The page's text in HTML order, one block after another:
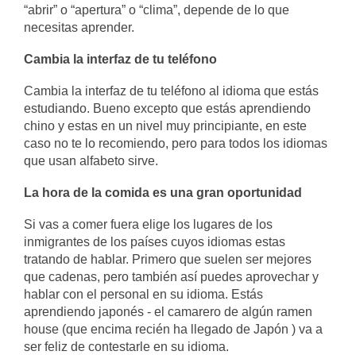
“abrir” o “apertura” o “clima”, depende de lo que
necesitas aprender.
Cambia la interfaz de tu teléfono
Cambia la interfaz de tu teléfono al idioma que estás
estudiando. Bueno excepto que estás aprendiendo
chino y estas en un nivel muy principiante, en este
caso no te lo recomiendo, pero para todos los idiomas
que usan alfabeto sirve.
La hora de la comida es una gran oportunidad
Si vas a comer fuera elige los lugares de los
inmigrantes de los países cuyos idiomas estas
tratando de hablar. Primero que suelen ser mejores
que cadenas, pero también así puedes aprovechar y
hablar con el personal en su idioma. Estás
aprendiendo japonés - el camarero de algún ramen
house (que encima recién ha llegado de Japón ) va a
ser feliz de contestarle en su idioma.